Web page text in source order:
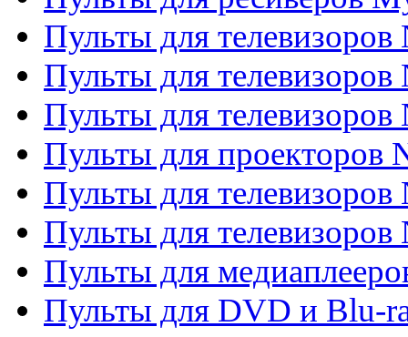
Пульты для телевизоров
Пульты для телевизоров
Пульты для телевизоров
Пульты для проекторов
Пульты для телевизоров
Пульты для телевизоров
Пульты для
Пульты для DVD и Blu-